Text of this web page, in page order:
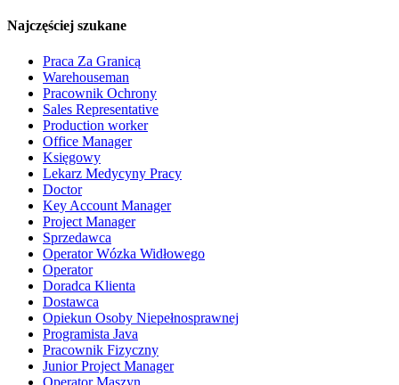
Najczęściej szukane
Praca Za Granicą
Warehouseman
Pracownik Ochrony
Sales Representative
Production worker
Office Manager
Księgowy
Lekarz Medycyny Pracy
Doctor
Key Account Manager
Project Manager
Sprzedawca
Operator Wózka Widłowego
Operator
Doradca Klienta
Dostawca
Opiekun Osoby Niepełnosprawnej
Programista Java
Pracownik Fizyczny
Junior Project Manager
Operator Maszyn